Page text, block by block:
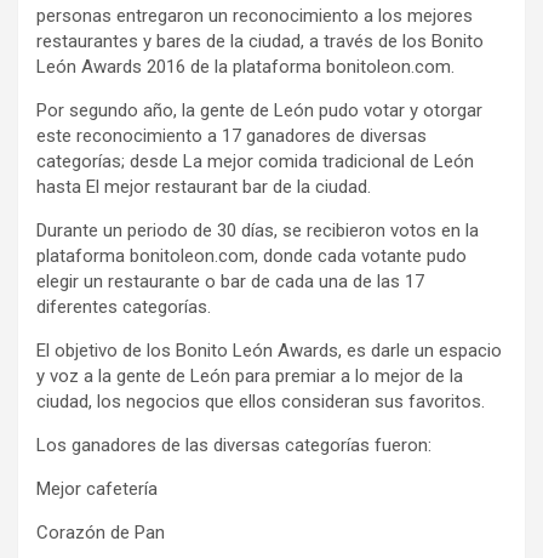
personas entregaron un reconocimiento a los mejores
restaurantes y bares de la ciudad, a través de los Bonito
León Awards 2016 de la plataforma bonitoleon.com.
Por segundo año, la gente de León pudo votar y otorgar
este reconocimiento a 17 ganadores de diversas
categorías; desde La mejor comida tradicional de León
hasta El mejor restaurant bar de la ciudad.
Durante un periodo de 30 días, se recibieron votos en la
plataforma bonitoleon.com, donde cada votante pudo
elegir un restaurante o bar de cada una de las 17
diferentes categorías.
El objetivo de los Bonito León Awards, es darle un espacio
y voz a la gente de León para premiar a lo mejor de la
ciudad, los negocios que ellos consideran sus favoritos.
Los ganadores de las diversas categorías fueron:
Mejor cafetería
Corazón de Pan